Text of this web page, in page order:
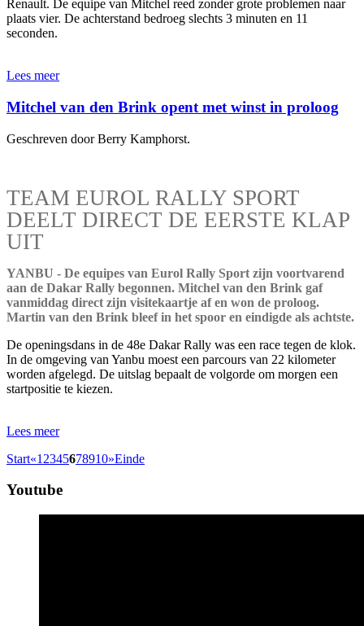
Renault. De equipe van Mitchel reed zonder grote problemen naar
plaats vier. De achterstand bedroeg slechts 3 minuten en 11
seconden.
Lees meer
Mitchel van den Brink opent met winst in proloog
Geschreven door Berry Kamphorst.
TEAM EUROL RALLY SPORT
DEELT DIRECT DE EERSTE KLAP
UIT
YANBU - De equipes van Eurol Rally Sport zijn voortvarend
aan de Dakar Rally begonnen. Mitchel van den Brink gaf
vanmiddag direct zijn visitekaartje af en won de proloog.
Martin van den Brink bleef in het spoor en eindigde als achtste.
De openingsdans in de 48e Dakar Rally was een race tegen de klok.
In de omgeving van Yanbu moest een parcours van 22 kilometer
worden afgelegd. De uitslag bepaalt de volgorde om morgen een
startpositie te kiezen.
Lees meer
Start«1 2345678910»Einde
Youtube